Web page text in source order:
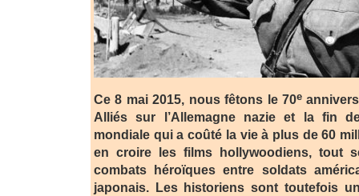
Ce 8 mai 2015, nous fêtons le 70e
Alliés sur l’Allemagne nazie et la fin
mondiale qui a coûté la vie à plus de 60
en croire les films hollywoodiens, tout
combats héroïques entre soldats
japonais. Les historiens sont toutefois